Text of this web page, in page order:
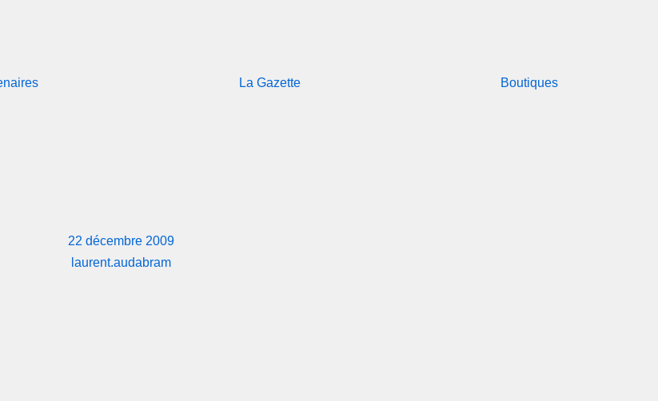
La Gazette Boutiques
22 décembre 2009
laurent.audabram